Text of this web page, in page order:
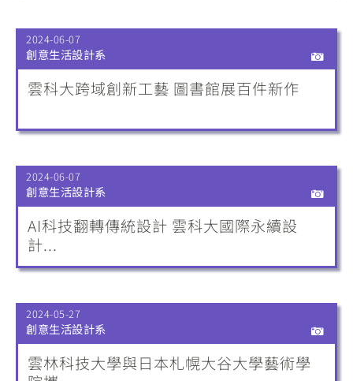
2024-06-07
創意生活設計系
雲科大跨域創新工藝 圖書館展百件新作
2024-06-07
創意生活設計系
AI科技翻轉傳統設計 雲科大國際永續設
計...
2024-05-27
創意生活設計系
雲林科技大學與日本札幌大谷大學藝術學